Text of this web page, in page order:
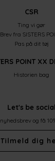
CSR
Ting vi gør
Brev fra SISTERS
Pas på dit tøj
POINT XX
Historien bag
Let's be social
og få
Tilmeld dig